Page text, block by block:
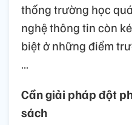
thống trường học
nghệ thông tin còn
biệt ở những điểm
…
Cần giải pháp đột
sách